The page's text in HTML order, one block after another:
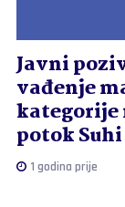
Javni
vađenje
kategorije
potok Suhi
1 godina prije